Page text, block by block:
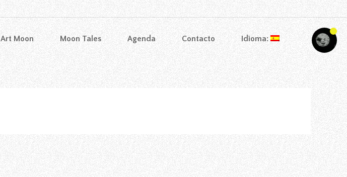
Art Moon Moon Tales Agenda Contacto Idioma: